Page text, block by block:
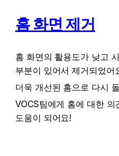
홈 화면 제거
홈 화면의 활용도가 낮고
부분이 있어서 제거되었어
더욱 개선된 홈으로 다시
VOCS팀에게 홈에 대한
도움이 되어요!